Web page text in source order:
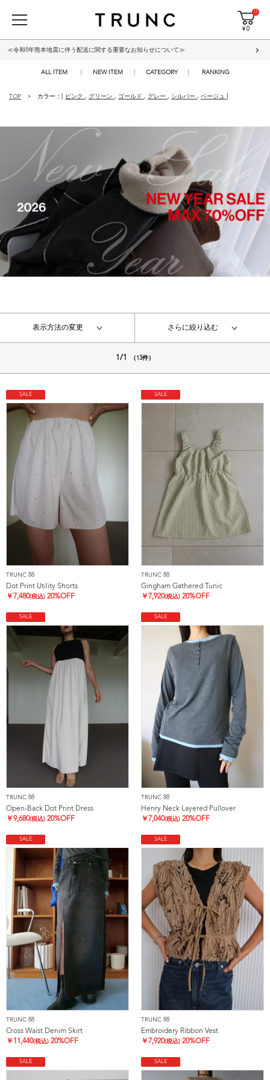
0
¥ 0
≪令和8年熊本地震に伴う配送に関する重要なお知らせについて≫
ALL ITEM NEW ITEM CATEGORY RANKING
TOP カラー：[ ピンク , グリーン , ゴールド , グレー , シルバー , ベージュ
表示方法の変更 さらに絞り込む
1/1 （13件）
SALE
TRUNC 88
Dot Print Utility Shorts
￥ 7,480(税込) 20%OFF
SALE
TRUNC 88
Gingham Gathered Tunic
￥ 7,920(税込) 20%OFF
SALE
TRUNC 88
Open-Back Dot Print Dress
￥9,680(税込) 20%OFF
SALE
TRUNC 88
Henry Neck Layered Pullover
￥ 7,040(税込) 20%OFF
SALE
TRUNC 88
Cross Waist Denim Skirt
￥ 11,440(税込) 20%OFF
SALE
TRUNC 88
Embroidery Ribbon Vest
￥ 7,920(税込) 20%OFF
SALE SALE